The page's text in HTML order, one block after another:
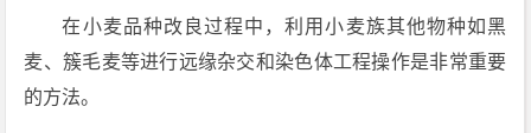
在小麦品种改良过程中，利用小麦族其他物种如黑
麦、簇毛麦等进行远缘杂交和染色体工程操作是非常重要
的方法。